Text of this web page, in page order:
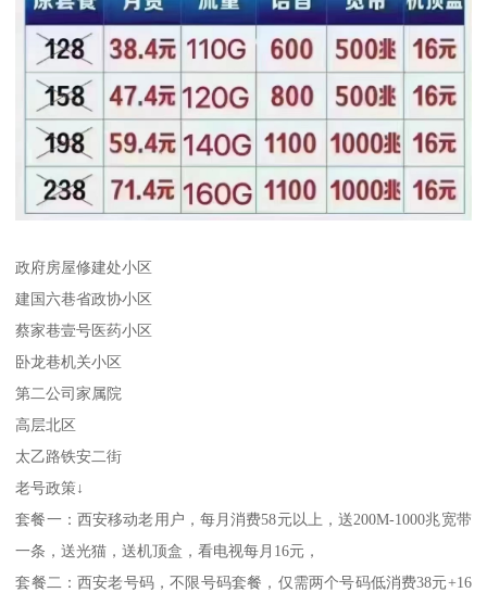
政府房屋修建处小区
建国六巷省政协小区
蔡家巷壹号医药小区
卧龙巷机关小区
第二公司家属院
高层北区
太乙路铁安二街
老号政策↓
套餐一：西安移动老用户，每月消费58元以上，送200M-1000兆宽带
一条，送光猫，送机顶盒，看电视每月16元，
套餐二：西安老号码，不限号码套餐，仅需两个号码低消费38元+16